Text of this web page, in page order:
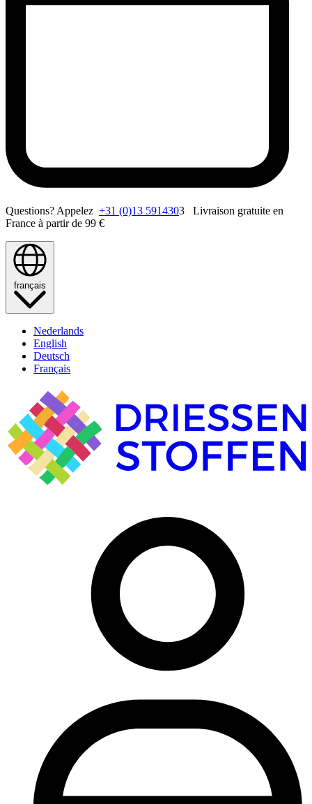
Questions? Appelez +31 (0)13 5914303 Livraison gratuite en
France à partir de 99 €
français
Nederlands
English
Deutsch
Français